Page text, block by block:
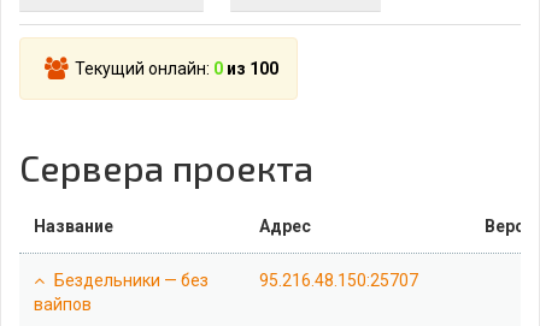
Текущий онлайн: 0 из 100
Сервера проекта
Название Адрес
Бездельники — без
вайпов
95.216.48.150:25707